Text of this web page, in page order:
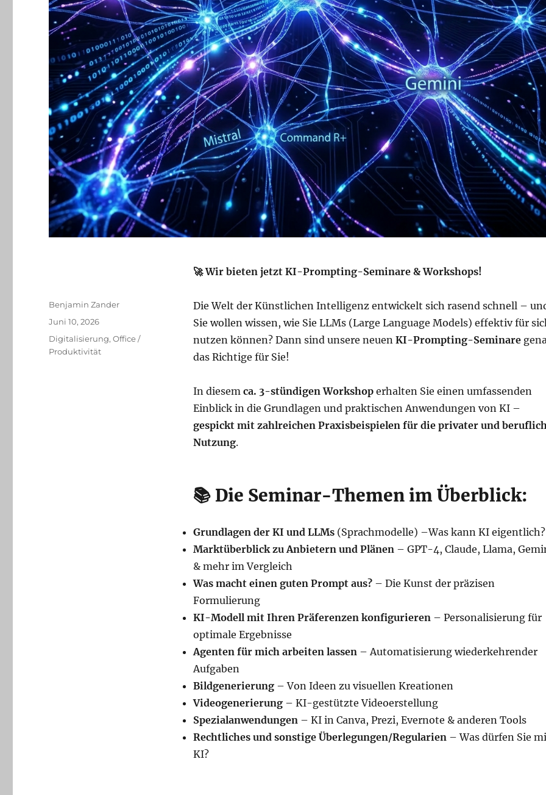
🚀 Wir bieten jetzt KI-Prompting-Seminare & Workshops!
Die Welt der Künstlichen Intelligenz entwickelt sich rasend schnell –
Sie wollen wissen, wie Sie LLMs (Large Language Models) effektiv für
nutzen können? Dann sind unsere neuen KI-Prompting-Seminare
das Richtige für Sie!
In diesem ca. 3-stündigen Workshoperhalten Sie einen umfassenden
Einblick in die Grundlagen und praktischen Anwendungen von KI –
gespickt mit zahlreichen Praxisbeispielen für die privater und
Nutzung.
📚 Die Seminar-Themen im Überblick:
Grundlagen der KI und LLMs(Sprachmodelle) –Was kann KI eigentlich?
Marktüberblick zu Anbietern und Plänen – GPT-4, Claude, Llama,
& mehr im Vergleich
Was macht einen guten Prompt aus?– Die Kunst der präzisen
Formulierung
KI-Modell mit Ihren Präferenzen konfigurieren – Personalisierung für
optimale Ergebnisse
Agenten für mich arbeiten lassen – Automatisierung wiederkehrender
Aufgaben
Bildgenerierung– Von Ideen zu visuellen Kreationen
Videogenerierung– KI-gestützte Videoerstellung
Spezialanwendungen – KI in Canva, Prezi, Evernote & anderen Tools
Rechtliches und sonstige Überlegungen/Regularien – Was dürfen Sie
KI?
Autor
Benjamin Zander
Veröffentlicht
am
Juni 10, 2026
Kategorien
Digitalisierung,Office /
Produktivität